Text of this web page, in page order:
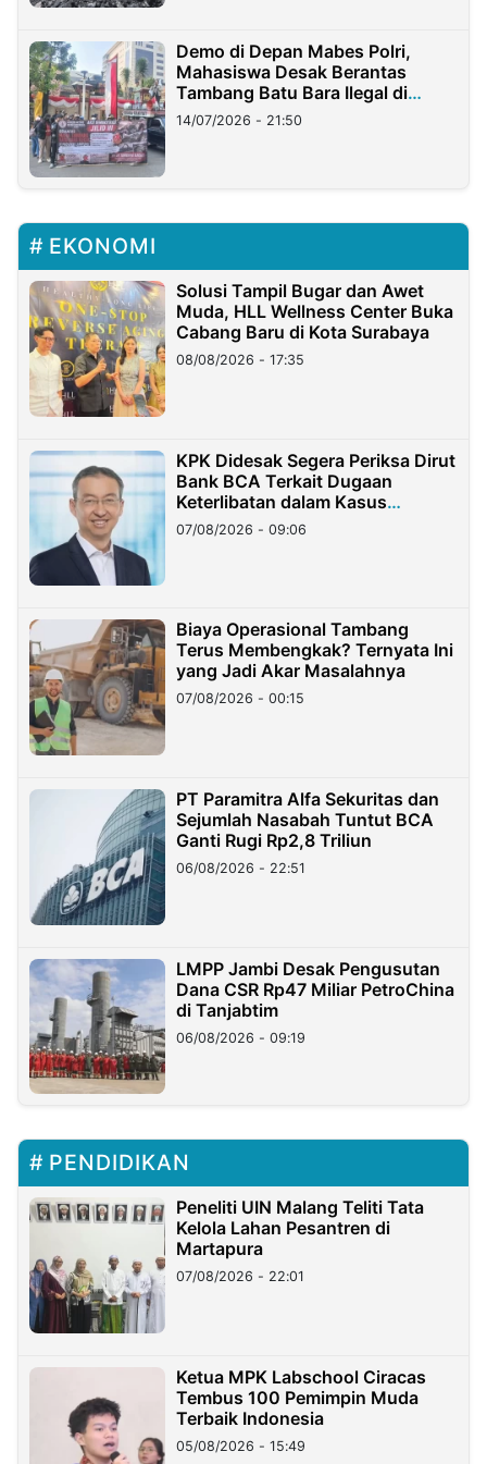
Demo di Depan Mabes Polri,
Mahasiswa Desak Berantas
Tambang Batu Bara Ilegal di
Lampung
14/07/2026 - 21:50
EKONOMI
Solusi Tampil Bugar dan Awet
Muda, HLL Wellness Center Buka
Cabang Baru di Kota Surabaya
08/08/2026 - 17:35
KPK Didesak Segera Periksa Dirut
Bank BCA Terkait Dugaan
Keterlibatan dalam Kasus
Hilangnya Dana Nasabah Rp2,58
Miliar
07/08/2026 - 09:06
Biaya Operasional Tambang
Terus Membengkak? Ternyata Ini
yang Jadi Akar Masalahnya
07/08/2026 - 00:15
PT Paramitra Alfa Sekuritas dan
Sejumlah Nasabah Tuntut BCA
Ganti Rugi Rp2,8 Triliun
06/08/2026 - 22:51
LMPP Jambi Desak Pengusutan
Dana CSR Rp47 Miliar PetroChina
di Tanjabtim
06/08/2026 - 09:19
PENDIDIKAN
Peneliti UIN Malang Teliti Tata
Kelola Lahan Pesantren di
Martapura
07/08/2026 - 22:01
Ketua MPK Labschool Ciracas
Tembus 100 Pemimpin Muda
Terbaik Indonesia
05/08/2026 - 15:49